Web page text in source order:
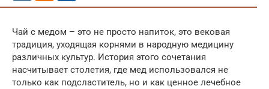
Чай с медом – это не просто напиток, это вековая
традиция, уходящая корнями в народную медицину
различных культур. История этого сочетания
насчитывает столетия, где мед использовался не
только как подсластитель, но и как ценное лечебное